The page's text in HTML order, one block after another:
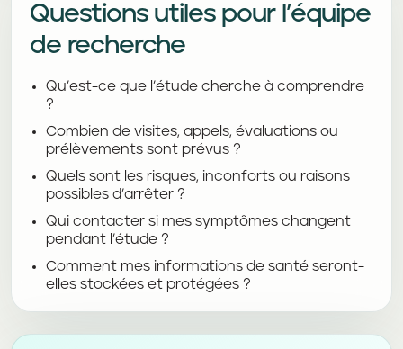
Questions utiles pour l’équipe
de recherche
Qu’est-ce que l’étude cherche à comprendre
?
Combien de visites, appels, évaluations ou
prélèvements sont prévus ?
Quels sont les risques, inconforts ou raisons
possibles d’arrêter ?
Qui contacter si mes symptômes changent
pendant l’étude ?
Comment mes informations de santé seront-
elles stockées et protégées ?